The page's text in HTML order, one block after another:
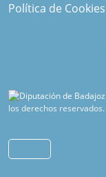
Política de Cookies
los derechos reservados.